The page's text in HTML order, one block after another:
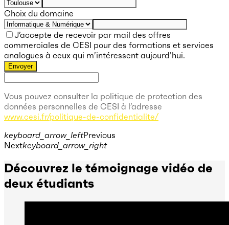
Choix du domaine
J’accepte de recevoir par mail des offres
commerciales de CESI pour des formations et services
analogues à ceux qui m’intéressent aujourd’hui.
Envoyer
Vous pouvez consulter la politique de protection des
données personnelles de CESI à l’adresse
www.cesi.fr/politique-de-confidentialite/
keyboard_arrow_leftPrevious
Nextkeyboard_arrow_right
Découvrez le témoignage vidéo de
deux étudiants